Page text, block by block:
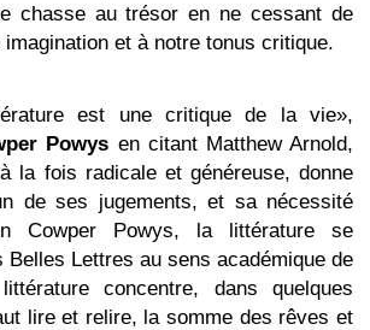
chasse au trésor en ne cessant de
et à notre tonus critique.
est une critique de la vie»,
Powys en citant Matthew Arnold,
la fois radicale et généreuse, donne
de ses jugements, et sa nécessité
Cowper Powys, la littérature se
Belles Lettres au sens académique de
concentre, dans quelques
lire et relire, la somme des rêves et